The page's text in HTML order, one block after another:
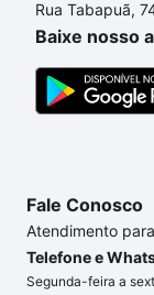
um
o imóvel dos
conforto. Loft,
Rua Tabapuã,
Baixe nosso
Fale Conosco
Atendimento
Telefone e
Segunda-feira a